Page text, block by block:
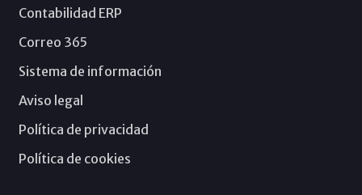
Contabilidad ERP
Correo 365
Sistema de información
Aviso legal
Política de privacidad
Política de cookies